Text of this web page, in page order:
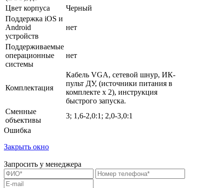
Цвет корпуса
Черный
Поддержка iOS и
Android
устройств
нет
Поддерживаемые
операционные
системы
нет
Комплектация
Кабель VGA, сетевой шнур, ИК-
пульт ДУ, (источники питания в
комплекте x 2), инструкция
быстрого запуска.
Сменные
объективы
3; 1,6-2,0:1; 2,0-3,0:1
Ошибка
Закрыть окно
Запросить у менеджера